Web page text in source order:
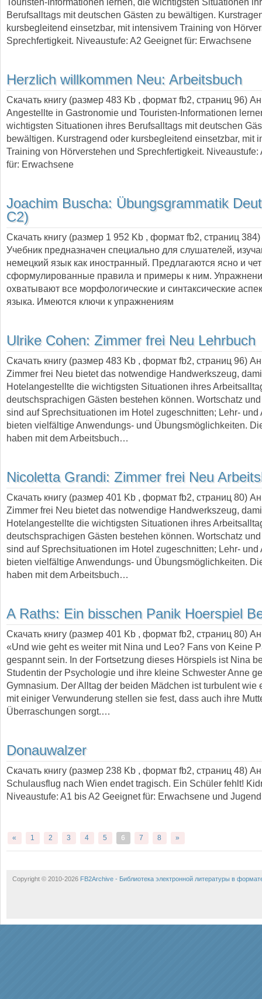
Berufsalltags mit deutschen Gästen zu bewältigen.
kursbegleitend einsetzbar, mit intensivem Training von
Sprechfertigkeit. Niveaustufe: A2 Geeignet für: Erwachsene
Herzlich willkommen Neu: Arbeitsbuch
Скачать книгу (размер 483 Kb , формат fb2, страниц 96)
Angestellte in Gastronomie und Touristen-Informationen
wichtigsten Situationen ihres Berufsalltags mit deutschen
bewältigen. Kurstragend oder kursbegleitend einsetzbar, mit
Training von Hörverstehen und Sprechfertigkeit. Niveaustufe:
für: Erwachsene
Joachim Buscha: Übungsgrammatik
С2)
Скачать книгу (размер 1 952 Kb , формат fb2, страниц 384
Учебник предназначен специально для слушателей,
немецкий язык как иностранный. Предлагаются ясно и
сформулированные правила и примеры к ним.
охватывают все морфологические и синтаксические
языка. Имеются ключи к упражнениям
Ulrike Cohen: Zimmer frei Neu Lehrbuch
Скачать книгу (размер 483 Kb , формат fb2, страниц 96)
Zimmer frei Neu bietet das notwendige Handwerkszeug,
Hotelangestellte die wichtigsten Situationen ihres
deutschsprachigen Gästen bestehen können. Wortschatz
sind auf Sprechsituationen im Hotel zugeschnitten; Lehr- und
bieten vielfältige Anwendungs- und Übungsmöglichkeiten.
haben mit dem Arbeitsbuch…
Nicoletta Grandi: Zimmer frei Neu
Скачать книгу (размер 401 Kb , формат fb2, страниц 80)
Zimmer frei Neu bietet das notwendige Handwerkszeug,
Hotelangestellte die wichtigsten Situationen ihres
deutschsprachigen Gästen bestehen können. Wortschatz
sind auf Sprechsituationen im Hotel zugeschnitten; Lehr- und
bieten vielfältige Anwendungs- und Übungsmöglichkeiten.
haben mit dem Arbeitsbuch…
A Raths: Ein bisschen Panik Hoerspiel
Скачать книгу (размер 401 Kb , формат fb2, страниц 80)
«Und wie geht es weiter mit Nina und Leo? Fans von Keine
gespannt sein. In der Fortsetzung dieses Hörspiels ist Nina
Studentin der Psychologie und ihre kleine Schwester Anne
Gymnasium. Der Alltag der beiden Mädchen ist turbulent wie
mit einiger Verwunderung stellen sie fest, dass auch ihre
Überraschungen sorgt.…
Donauwalzer
Скачать книгу (размер 238 Kb , формат fb2, страниц 48)
Schulausflug nach Wien endet tragisch. Ein Schüler fehlt!
Niveaustufe: A1 bis A2 Geeignet für: Erwachsene und
« 1 2 3 4 5 6 7 8 »
Copyright © 2010-2026 FB2Archive - Библиотека электронной литературы в